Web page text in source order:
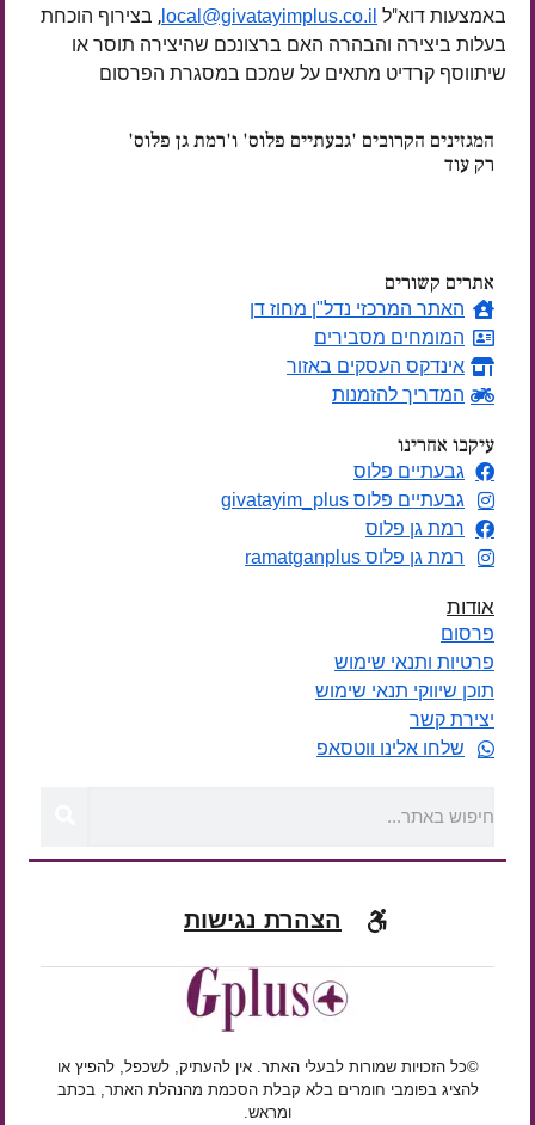
באמצעות דוא"ל local@givatayimplus.co.il , בצירוף הוכחת
בעלות ביצירה והבהרה האם ברצונכם שהיצירה תוסר או
שיתווסף קרדיט מתאים על שמכם במסגרת הפרסום
המגזינים הקרובים 'גבעתיים פלוס' ו'רמת גן פלוס'
רק עוד
אתרים קשורים
האתר המרכזי נדל"ן מחוז דן
המומחים מסבירים
אינדקס העסקים באזור
המדריך להזמנות
עיקבו אחרינו
גבעתיים פלוס
גבעתיים פלוס givatayim_plus
רמת גן פלוס
רמת גן פלוס ramatganplus
אודות
פרסום
פרטיות ותנאי שימוש
תוכן שיווקי תנאי שימוש
יצירת קשר
שלחו אלינו ווטסאפ
הצהרת נגישות
©כל הזכויות שמורות לבעלי האתר. אין להעתיק, לשכפל, להפיץ או
להציג בפומבי חומרים בלא קבלת הסכמת מהנהלת האתר, בכתב
ומראש.